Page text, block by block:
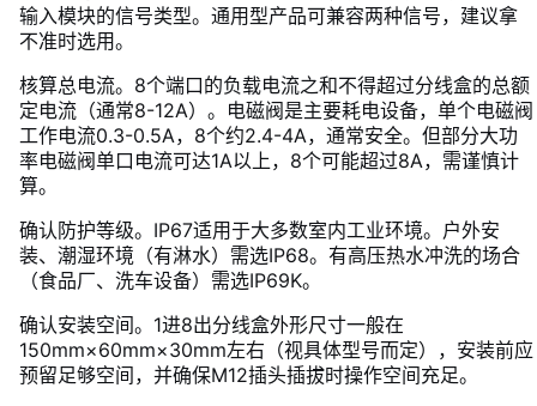
输入模块的信号类型。通用型产品可兼容两种信号，建议拿
不准时选用。
核算总电流。8个端口的负载电流之和不得超过分线盒的总额
定电流（通常8-12A）。电磁阀是主要耗电设备，单个电磁阀
工作电流0.3-0.5A，8个约2.4-4A，通常安全。但部分大功
率电磁阀单口电流可达1A以上，8个可能超过8A，需谨慎计
算。
确认防护等级。IP67适用于大多数室内工业环境。户外安
装、潮湿环境（有淋水）需选IP68。有高压热水冲洗的场合
（食品厂、洗车设备）需选IP69K。
确认安装空间。1进8出分线盒外形尺寸一般在
150mm×60mm×30mm左右（视具体型号而定），安装前应
预留足够空间，并确保M12插头插拔时操作空间充足。